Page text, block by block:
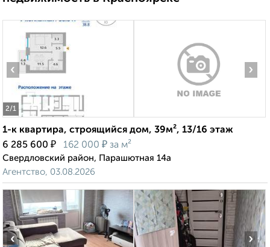
2/1
‹ ›
1-к квартира, строящийся дом, 39м², 13/16 этаж
6 285 600 ₽ 162 000 ₽ за м²
Свердловский район, Парашютная 14а
Агентство, 03.08.2026
‹ ›